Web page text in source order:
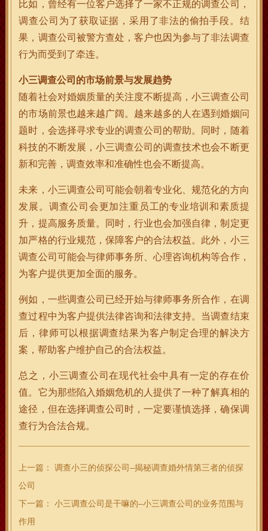
比如，曾经有一位客户选择了一家不正规的调查公司，
调查公司为了获取证据，采用了非法的偷拍手段。结
果，调查公司被警方查处，客户也因为参与了非法调查
行为而受到了牵连。
小三调查公司的市场前景与发展趋势
随着社会对婚姻质量的关注度不断提高，小三调查公司
的市场前景也越来越广阔。越来越多的人在遇到婚姻问
题时，会选择寻求专业的调查公司的帮助。同时，随着
科技的不断发展，小三调查公司的调查技术也会不断更
新和完善，调查效率和准确性也会不断提高。
未来，小三调查公司可能会朝着专业化、规范化的方向
发展。调查公司会更加注重员工的专业培训和素质提
升，提高服务质量。同时，行业也会加强自律，制定更
加严格的行业规范，保障客户的合法权益。此外，小三
调查公司可能会与律师事务所、心理咨询机构等合作，
为客户提供更加全面的服务。
例如，一些调查公司已经开始与律师事务所合作，在调
查过程中为客户提供法律咨询和法律支持。当调查结束
后，律师可以根据调查结果为客户制定合理的解决方
案，帮助客户维护自己的合法权益。
总之，小三调查公司在现代社会中具有一定的存在价
值。它为那些陷入婚姻危机的人提供了一种了解真相的
途径，但在选择调查公司时，一定要谨慎选择，确保调
查行为合法合规。
上一篇：
调查小三的侦探公司–揭秘调查婚外情第三者的侦探
公司
下一篇：
小三调查公司是干嘛的–小三调查公司的业务范围与
作用